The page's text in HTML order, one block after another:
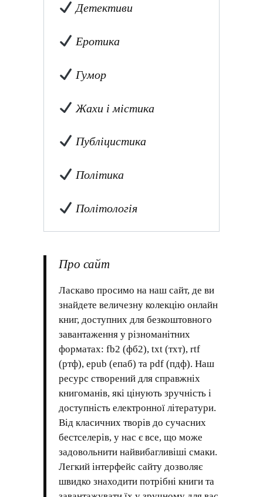
Детективи
Еротика
Гумор
Жахи і містика
Публіцистика
Політика
Політологія
Про сайт
Ласкаво просимо на наш сайт, де ви
знайдете величезну колекцію онлайн
книг, доступних для безкоштовного
завантаження у різноманітних
форматах: fb2 (фб2), txt (тхт), rtf
(ртф), epub (епаб) та pdf (пдф). Наш
ресурс створений для справжніх
книгоманів, які цінують зручність і
доступність електронної літератури.
Від класичних творів до сучасних
бестселерів, у нас є все, що може
задовольнити найвибагливіші смаки.
Легкий інтерфейс сайту дозволяє
швидко знаходити потрібні книги та